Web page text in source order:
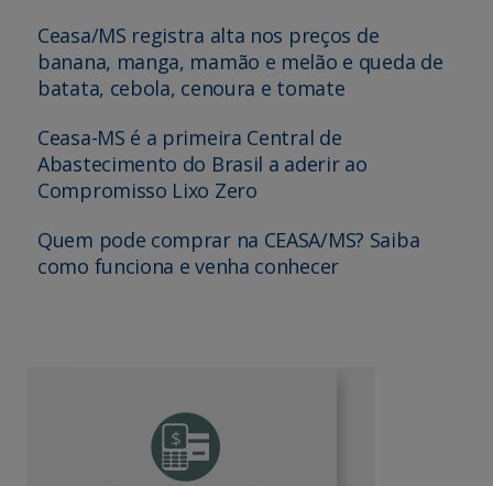
Ceasa/MS registra alta nos preços de
banana, manga, mamão e melão e queda de
batata, cebola, cenoura e tomate
Ceasa-MS é a primeira Central de
Abastecimento do Brasil a aderir ao
Compromisso Lixo Zero
Quem pode comprar na CEASA/MS? Saiba
como funciona e venha conhecer